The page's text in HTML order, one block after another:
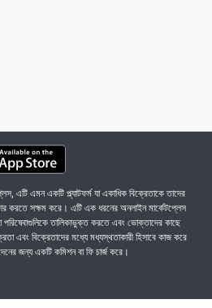
এমন একটি প্ল্যাটফর্ম যা একাধিক বিক্রেতাকে তাদের
করতে সক্ষম করে। এটি এক ধরনের অনলাইন মার্কেটপ্লেস
পরিষেবাগুলিকে তালিকাভুক্ত করতে এবং ভোক্তাদের কাছে
বিক্রেতাদের মধ্যে মধ্যস্থতাকারী হিসাবে কাজ করে
জন্য একটি কমিশন বা ফি চার্জ করে।